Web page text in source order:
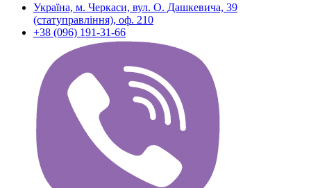
Україна, м. Черкаси, вул. О. Дашкевича, 39
(статуправління), оф. 210
+38 (096) 191-31-66